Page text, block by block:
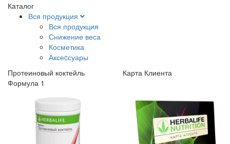
Каталог
Вся продукция
Вся продукция
Снижение веса
Косметика
Аксеcсуары
Протеиновый коктейль
Формула 1
Карта Клиента